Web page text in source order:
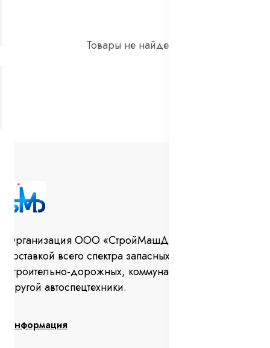
Товары не найдены!
Организация ООО «СтройМашДеталь» занимается
поставкой всего спектра запасных частей для
строительно-дорожных, коммунальных машин и
другой автоспецтехники.
Информация